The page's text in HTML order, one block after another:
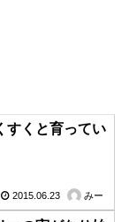
すくと育ってい
2015.06.23 みー